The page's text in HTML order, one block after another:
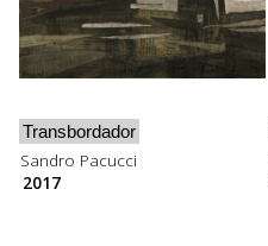
Transbordador
Sandro Pacucci
2017